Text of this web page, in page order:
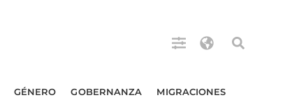
GÉNERO GOBERNANZA MIGRACIONES